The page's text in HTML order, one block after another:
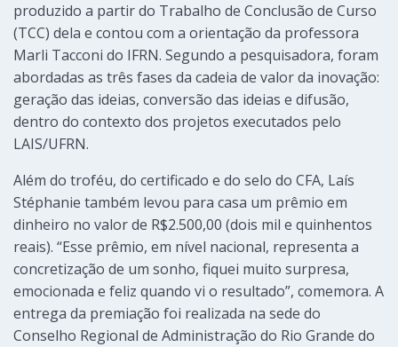
produzido a partir do Trabalho de Conclusão de Curso
(TCC) dela e contou com a orientação da professora
Marli Tacconi do IFRN. Segundo a pesquisadora, foram
abordadas as três fases da cadeia de valor da inovação:
geração das ideias, conversão das ideias e difusão,
dentro do contexto dos projetos executados pelo
LAIS/UFRN.
Além do troféu, do certificado e do selo do CFA, Laís
Stéphanie também levou para casa um prêmio em
dinheiro no valor de R$2.500,00 (dois mil e quinhentos
reais). “Esse prêmio, em nível nacional, representa a
concretização de um sonho, fiquei muito surpresa,
emocionada e feliz quando vi o resultado”, comemora. A
entrega da premiação foi realizada na sede do
Conselho Regional de Administração do Rio Grande do